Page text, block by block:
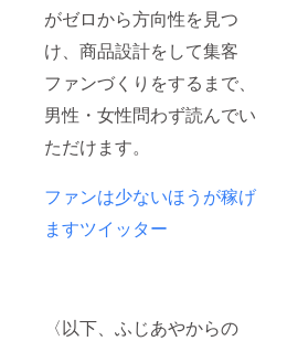
がゼロから方向性を見つ
け、商品設計をして集客
ファンづくりをするまで、
男性・女性問わず読んでい
ただけます。
ファンは少ないほうが稼げ
ますツイッター
〈以下、ふじあやからの